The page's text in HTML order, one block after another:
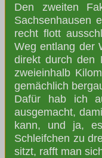
Den zweiten
Sachsenhausen
recht flott
Weg entlang der
direkt durch den
zweieinhalb
gemächlich
Dafür hab ich
ausgemacht,
kann, und ja,
Schleifchen zu
sitzt, rafft man